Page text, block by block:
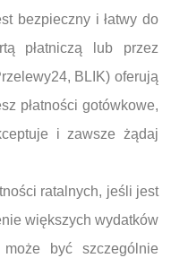
bezpieczny i łatwy do
płatniczą lub przez
BLIK) oferują
płatności gotówkowe,
i zawsze żądaj
ratalnych, jeśli jest
większych wydatków
być szczególnie